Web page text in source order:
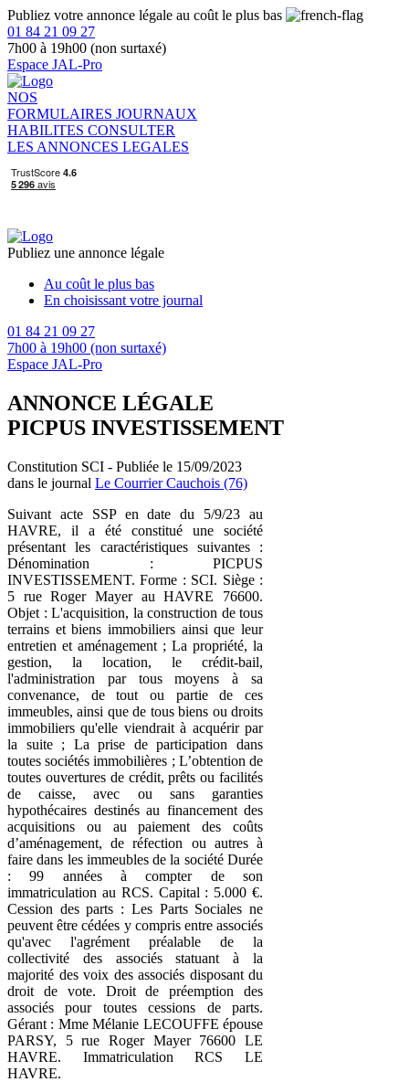
Publiez votre annonce légale au coût le plus bas
01 84 21 09 27
7h00 à 19h00 (non surtaxé)
Espace JAL-Pro
NOS
FORMULAIRES JOURNAUX
HABILITES CONSULTER
LES ANNONCES LEGALES
Publiez une annonce légale
Au coût le plus bas
En choisissant votre journal
01 84 21 09 27
7h00 à 19h00 (non surtaxé)
Espace JAL-Pro
ANNONCE LÉGALE
PICPUS INVESTISSEMENT
Constitution SCI - Publiée le 15/09/2023
dans le journal Le Courrier Cauchois (76)
Suivant acte SSP en date du 5/9/23 au
HAVRE, il a été constitué une société
présentant les caractéristiques suivantes :
Dénomination : PICPUS
INVESTISSEMENT. Forme : SCI. Siège :
5 rue Roger Mayer au HAVRE 76600.
Objet : L'acquisition, la construction de tous
terrains et biens immobiliers ainsi que leur
entretien et aménagement ; La propriété, la
gestion, la location, le crédit-bail,
l'administration par tous moyens à sa
convenance, de tout ou partie de ces
immeubles, ainsi que de tous biens ou droits
immobiliers qu'elle viendrait à acquérir par
la suite ; La prise de participation dans
toutes sociétés immobilières ; L’obtention de
toutes ouvertures de crédit, prêts ou facilités
de caisse, avec ou sans garanties
hypothécaires destinés au financement des
acquisitions ou au paiement des coûts
d’aménagement, de réfection ou autres à
faire dans les immeubles de la société Durée
: 99 années à compter de son
immatriculation au RCS. Capital : 5.000 €.
Cession des parts : Les Parts Sociales ne
peuvent être cédées y compris entre associés
qu'avec l'agrément préalable de la
collectivité des associés statuant à la
majorité des voix des associés disposant du
droit de vote. Droit de préemption des
associés pour toutes cessions de parts.
Gérant : Mme Mélanie LECOUFFE épouse
PARSY, 5 rue Roger Mayer 76600 LE
HAVRE. Immatriculation RCS LE
HAVRE.